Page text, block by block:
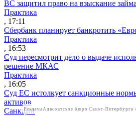
Реклама
ВС защитил право на взыскание
Практика
, 17:11
Сбербанк планирует банкротить
Практика
, 16:53
Суд пересмотрит дело о выдаче
решение МКАС
Практика
, 16:05
Суд ЕС истолкует санкционные
активов
Санкции
Реклама Адвокатское бюро Санкт-